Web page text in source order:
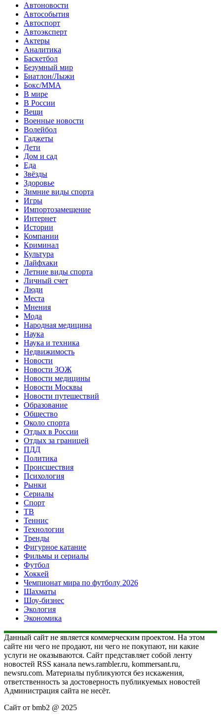
Автоновости
Автособытия
Автоспорт
Автоэксперт
Актеры
Аналитика
Баскетбол
Безумный мир
Биатлон/Лыжи
Бокс/MMA
В мире
В России
Вещи
Военные новости
Волейбол
Гаджеты
Дети
Дом и сад
Еда
Звёзды
Здоровье
Зимние виды спорта
Игры
Импортозамещение
Интернет
Истории
Компании
Криминал
Культура
Лайфхаки
Летние виды спорта
Личный счет
Люди
Места
Мнения
Мода
Народная медицина
Наука
Наука и техника
Недвижимость
Новости
Новости ЗОЖ
Новости медицины
Новости Москвы
Новости путешествий
Образование
Общество
Около спорта
Отдых в России
Отдых за границей
ПДД
Политика
Происшествия
Психология
Рынки
Сериалы
Спорт
ТВ
Теннис
Технологии
Тренды
Фигурное катание
Фильмы и сериалы
Футбол
Хоккей
Чемпионат мира по футболу 2026
Шахматы
Шоу-бизнес
Экология
Экономика
Данный сайт не является коммерческим проектом. На этом
сайте ни чего не продают, ни чего не покупают, ни какие
услуги не оказываются. Сайт представляет собой ленту
новостей RSS канала news.rambler.ru, kommersant.ru,
newsru.com. Материалы публикуются без искажения,
ответственность за достоверность публикуемых новостей
Администрация сайта не несёт.
Сайт от bmb2 @ 2025